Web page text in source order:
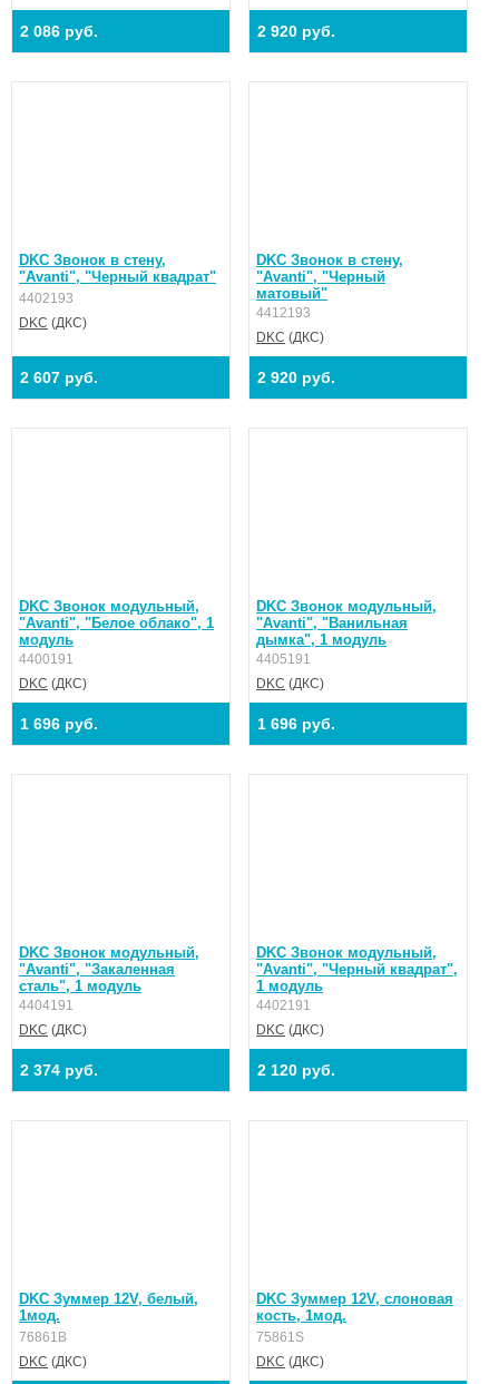
2 086 руб. 2 920 руб.
DKC Звонок в стену,
"Avanti", "Черный квадрат"
4402193
DKC (ДКС)
2 607 руб.
DKC Звонок в стену,
"Avanti", "Черный
матовый"
4412193
DKC (ДКС)
2 920 руб.
DKC Звонок модульный,
"Avanti", "Белое облако", 1
модуль
4400191
DKC (ДКС)
1 696 руб.
DKC Звонок модульный,
"Avanti", "Ванильная
дымка", 1 модуль
4405191
DKC (ДКС)
1 696 руб.
DKC Звонок модульный,
"Avanti", "Закаленная
сталь", 1 модуль
4404191
DKC (ДКС)
2 374 руб.
DKC Звонок модульный,
"Avanti", "Черный квадрат",
1 модуль
4402191
DKC (ДКС)
2 120 руб.
DKC Зуммер 12V, белый,
1мод.
76861B
DKC (ДКС)
DKC Зуммер 12V, слоновая
кость, 1мод.
75861S
DKC (ДКС)